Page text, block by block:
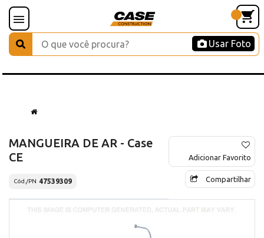
Usar Foto
MANGUEIRA DE AR - Case
CE
Cód./PN 47539309
Adicionar Favorito
Compartilhar